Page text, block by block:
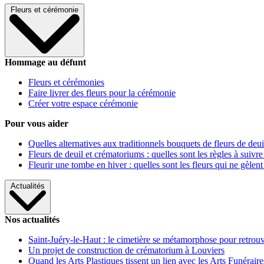
Fleurs et cérémonie
Hommage au défunt
Fleurs et cérémonies
Faire livrer des fleurs pour la cérémonie
Créer votre espace cérémonie
Pour vous aider
Quelles alternatives aux traditionnels bouquets de fleurs de
Fleurs de deuil et crématoriums : quelles sont les règles à
Fleurir une tombe en hiver : quelles sont les fleurs qui ne gèlent
Actualités
Nos actualités
Saint-Juéry-le-Haut : le cimetière se métamorphose pour
Un projet de construction de crématorium à Louviers
Quand les Arts Plastiques tissent un lien avec les Arts